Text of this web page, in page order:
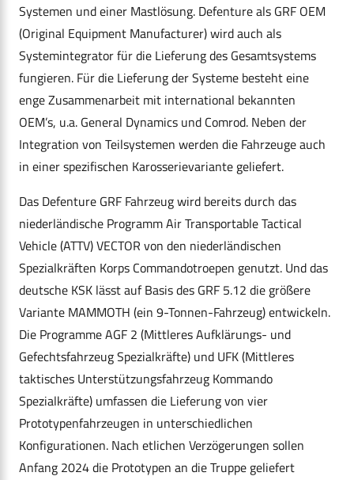
Systemen und einer Mastlösung. Defenture als GRF OEM
(Original Equipment Manufacturer) wird auch als
Systemintegrator für die Lieferung des Gesamtsystems
fungieren. Für die Lieferung der Systeme besteht eine
enge Zusammenarbeit mit international bekannten
OEM’s, u.a. General Dynamics und Comrod. Neben der
Integration von Teilsystemen werden die Fahrzeuge auch
in einer spezifischen Karosserievariante geliefert.
Das Defenture GRF Fahrzeug wird bereits durch das
niederländische Programm Air Transportable Tactical
Vehicle (ATTV) VECTOR von den niederländischen
Spezialkräften Korps Commandotroepen genutzt. Und das
deutsche KSK lässt auf Basis des GRF 5.12 die größere
Variante MAMMOTH (ein 9-Tonnen-Fahrzeug) entwickeln.
Die Programme AGF 2 (Mittleres Aufklärungs- und
Gefechtsfahrzeug Spezialkräfte) und UFK (Mittleres
taktisches Unterstützungsfahrzeug Kommando
Spezialkräfte) umfassen die Lieferung von vier
Prototypenfahrzeugen in unterschiedlichen
Konfigurationen. Nach etlichen Verzögerungen sollen
Anfang 2024 die Prototypen an die Truppe geliefert